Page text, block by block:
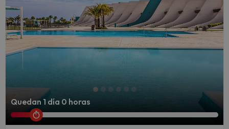
Quedan 1 día 0 horas